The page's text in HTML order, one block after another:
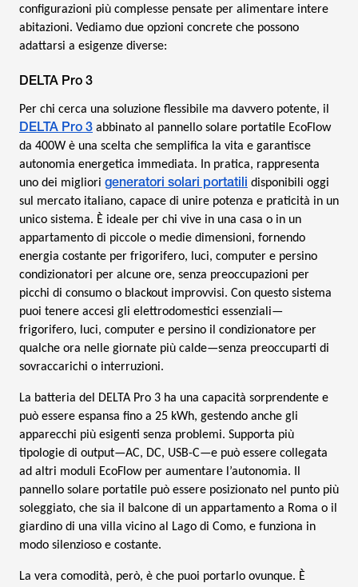
configurazioni più complesse pensate per alimentare intere
abitazioni. Vediamo due opzioni concrete che possono
adattarsi a esigenze diverse:
DELTA Pro 3
Per chi cerca una soluzione flessibile ma davvero potente, il
DELTA Pro 3 abbinato al pannello solare portatile EcoFlow
da 400W è una scelta che semplifica la vita e garantisce
autonomia energetica immediata. In pratica, rappresenta
uno dei migliori generatori solari portatili disponibili oggi
sul mercato italiano, capace di unire potenza e praticità in un
unico sistema. È ideale per chi vive in una casa o in un
appartamento di piccole o medie dimensioni, fornendo
energia costante per frigorifero, luci, computer e persino
condizionatori per alcune ore, senza preoccupazioni per
picchi di consumo o blackout improvvisi. Con questo sistema
puoi tenere accesi gli elettrodomestici essenziali—
frigorifero, luci, computer e persino il condizionatore per
qualche ora nelle giornate più calde—senza preoccuparti di
sovraccarichi o interruzioni.
La batteria del DELTA Pro 3 ha una capacità sorprendente e
può essere espansa fino a 25 kWh, gestendo anche gli
apparecchi più esigenti senza problemi. Supporta più
tipologie di output—AC, DC, USB-C—e può essere collegata
ad altri moduli EcoFlow per aumentare l’autonomia. Il
pannello solare portatile può essere posizionato nel punto più
soleggiato, che sia il balcone di un appartamento a Roma o il
giardino di una villa vicino al Lago di Como, e funziona in
modo silenzioso e costante.
La vera comodità, però, è che puoi portarlo ovunque. È